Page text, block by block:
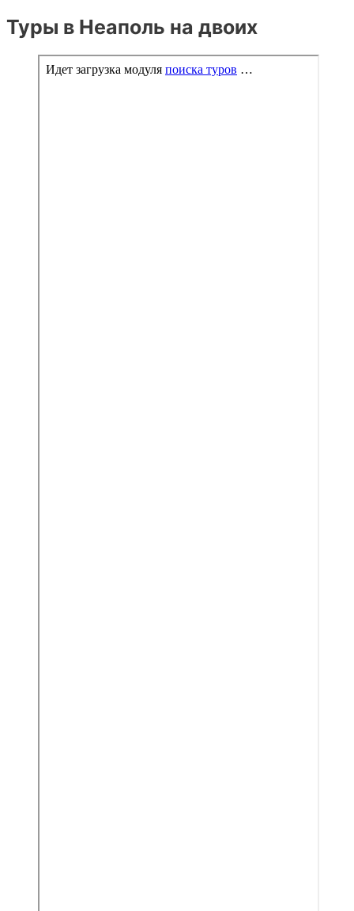
Туры в Неаполь на двоих